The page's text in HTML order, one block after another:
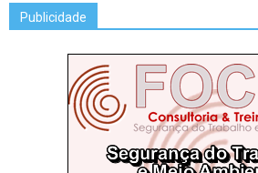
Publicidade